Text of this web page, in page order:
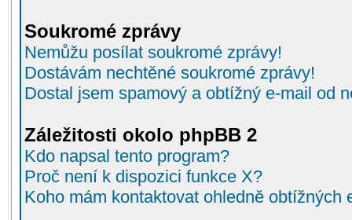
Soukromé zprávy
Nemůžu posílat soukromé zprávy!
Dostávám nechtěné soukromé zprávy!
Dostal jsem spamový a obtížný e-mail od
Záležitosti okolo phpBB 2
Kdo napsal tento program?
Proč není k dispozici funkce X?
Koho mám kontaktovat ohledně